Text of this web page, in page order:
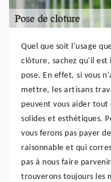
Quel que soit l'usage
clôture, sachez qu'il
pose. En effet, si vous
mettre, les artisans
peuvent vous aider tout
solides et esthétiques.
vous ferons pas payer
raisonnable et qui
pas à nous faire
trouverons toujours les